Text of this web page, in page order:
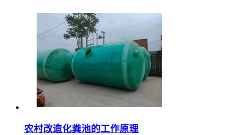
农村改造化粪池的工作原理